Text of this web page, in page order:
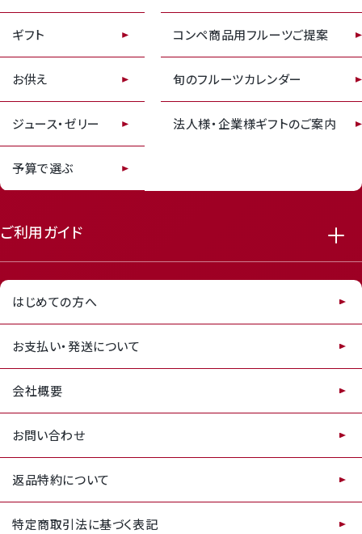
receipt_long contact_support
ギフト
お供え
ジュース・ゼリー
予算で選ぶ
コンペ商品用フルーツご提案
旬のフルーツカレンダー
法人様・企業様ギフトのご案内
ご利用ガイド
はじめての方へ
お支払い・発送について
会社概要
お問い合わせ
返品特約について
特定商取引法に基づく表記